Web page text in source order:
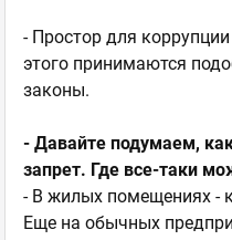
- Простор для
этого принимаются
законы.
- Давайте подумаем,
запрет. Где все-таки
- В жилых помещениях -
Еще на обычных